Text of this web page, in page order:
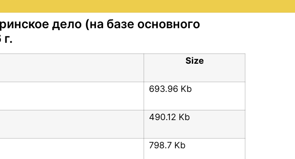
дело (на базе основного
Size
693.96 Kb
490.12 Kb
798.7 Kb